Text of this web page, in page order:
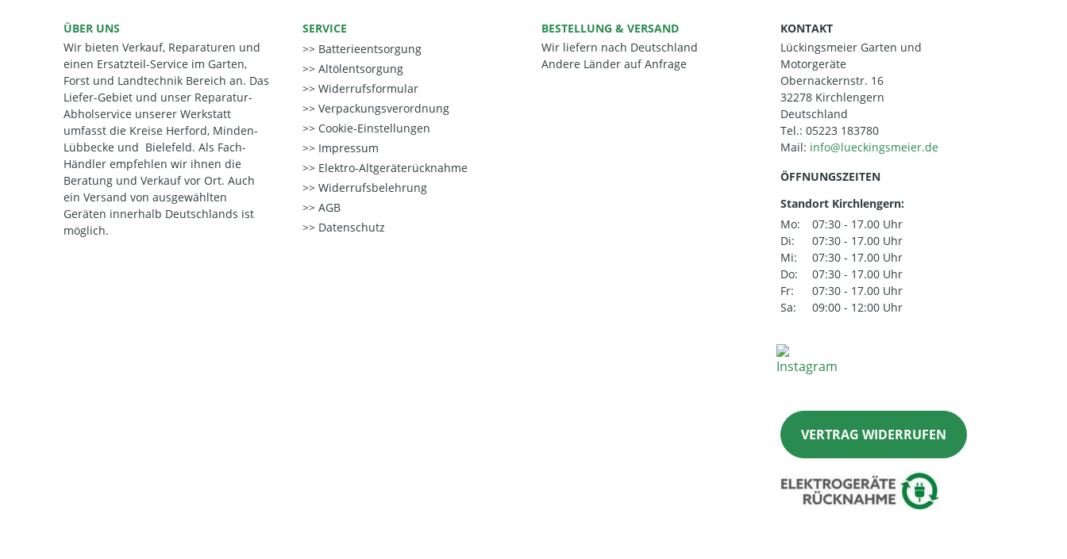
ÜBER UNS
Wir bieten Verkauf, Reparaturen und
einen Ersatzteil-Service im Garten,
Forst und Landtechnik Bereich an. Das
Liefer-Gebiet und unser Reparatur-
Abholservice unserer Werkstatt
umfasst die Kreise Herford, Minden-
Lübbecke und Bielefeld. Als Fach-
Händler empfehlen wir ihnen die
Beratung und Verkauf vor Ort. Auch
ein Versand von ausgewählten
Geräten innerhalb Deutschlands ist
möglich.
SERVICE
Batterieentsorgung
Altölentsorgung
Widerrufsformular
Verpackungsverordnung
Cookie-Einstellungen
Impressum
Elektro-Altgeräterücknahme
Widerrufsbelehrung
AGB
Datenschutz
BESTELLUNG & VERSAND
Wir liefern nach Deutschland
Andere Länder auf Anfrage
KONTAKT
Lückingsmeier Garten und
Motorgeräte
Obernackernstr. 16
32278 Kirchlengern
Deutschland
Tel.: 05223 183780
Mail:
ÖFFNUNGSZEITEN
Standort Kirchlengern:
Mo:
07:30 - 17.00 Uhr
Di:
07:30 - 17.00 Uhr
Mi:
07:30 - 17.00 Uhr
Do:
07:30 - 17.00 Uhr
Fr:
07:30 - 17.00 Uhr
Sa:
09:00 - 12:00 Uhr
VERTRAG WIDERRUFEN